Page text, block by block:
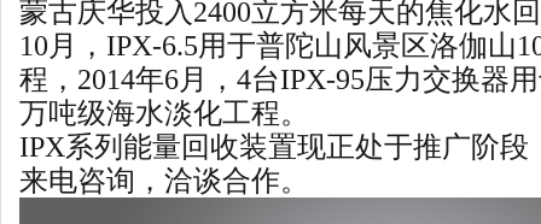
蒙古庆华投入 2400立方米每天的焦化水
10 月， IPX-6.5用于普陀山风景区洛伽山
程， 2014年6月， 4台IPX-95压力交换器
万吨级海水淡化工程。
IPX系列能量回收装置现正处于推广阶段
来电咨询，洽谈合作。